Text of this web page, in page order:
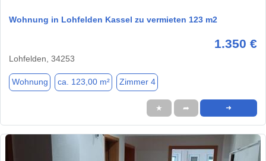
Wohnung in Lohfelden Kassel zu vermieten 123 m2
1.350 €
Lohfelden, 34253
Wohnung ca. 123,00 m² Zimmer 4
★ ➦ ➜